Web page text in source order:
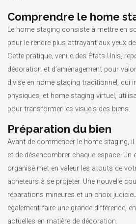
Comprendre le home
Le home staging consiste à mettre en
pour le rendre plus attrayant aux yeux
Cette pratique, venue des États-Unis,
décoration et d’aménagement pour
divise en home staging traditionnel, qui
physiques, et home staging virtuel,
pour transformer les visuels des biens.
Préparation du bien
Avant de commencer le home staging,
et de désencombrer chaque espace. Un
organisé met en valeur les atouts de
acheteurs à se projeter. Une nouvelle
réparations mineures et un choix
également faire une grande différence,
actuelles en matière de décoration.